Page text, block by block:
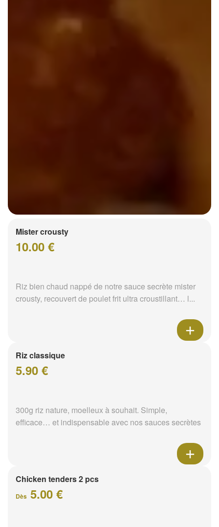
Mister crousty
10.00 €
Riz bien chaud nappé de notre sauce secrète mister
crousty, recouvert de poulet frit ultra croustillant… l...
Riz classique
5.90 €
300g riz nature, moelleux à souhait. Simple,
efficace… et indispensable avec nos sauces secrètes
Chicken tenders 2 pcs
Dès 5.00 €